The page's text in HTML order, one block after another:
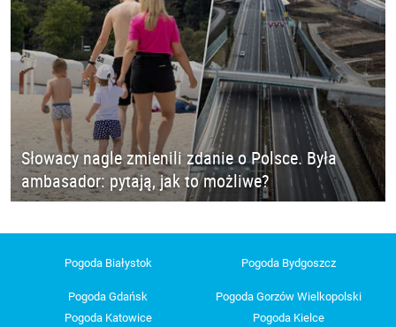
Słowacy nagle zmienili zdanie o Polsce. Była
ambasador: pytają, jak to możliwe?
Pogoda Białystok Pogoda Bydgoszcz
Pogoda Gdańsk
Pogoda Gorzów Wielkopolski
Pogoda Katowice
Pogoda Kielce